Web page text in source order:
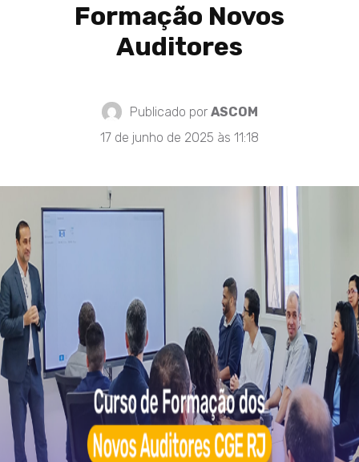
Formação Novos
Auditores
Publicado por ASCOM
17 de junho de 2025 às 11:18